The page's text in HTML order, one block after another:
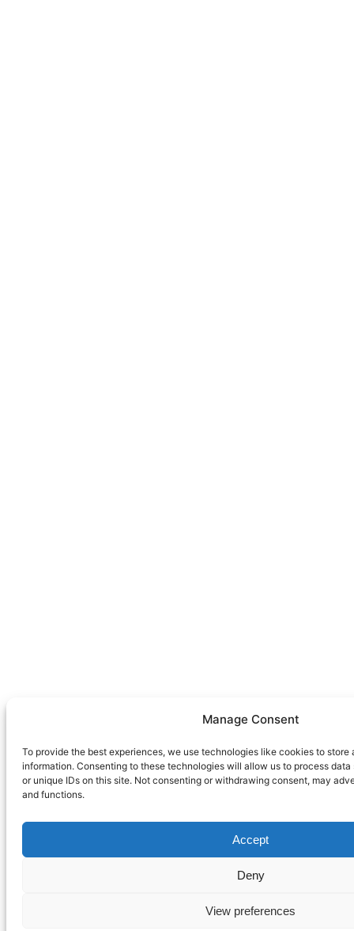
Manage Consent
To provide the best experiences, we use technologies like cookies to
information. Consenting to these technologies will allow us to process
or unique IDs on this site. Not consenting or withdrawing consent, may
and functions.
Accept
Deny
View preferences